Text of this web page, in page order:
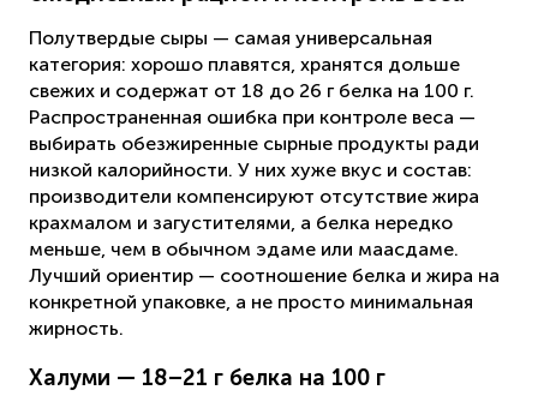
Полутвердые сыры — самая универсальная
категория: хорошо плавятся, хранятся дольше
свежих и содержат от 18 до 26 г белка на 100 г.
Распространенная ошибка при контроле веса —
выбирать обезжиренные сырные продукты ради
низкой калорийности. У них хуже вкус и состав:
производители компенсируют отсутствие жира
крахмалом и загустителями, а белка нередко
меньше, чем в обычном эдаме или маасдаме.
Лучший ориентир — соотношение белка и жира на
конкретной упаковке, а не просто минимальная
жирность.
Халуми — 18–21 г белка на 100 г